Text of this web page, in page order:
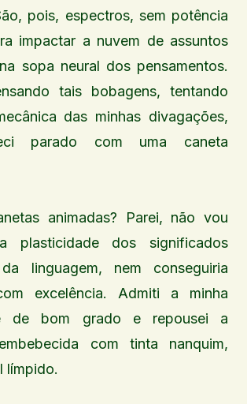
pois, espectros, sem potência
impactar a nuvem de assuntos
sopa neural dos pensamentos.
tais bobagens, tentando
das minhas divagações,
parado com uma caneta
animadas? Parei, não vou
plasticidade dos significados
linguagem, nem conseguiria
excelência. Admiti a minha
de bom grado e repousei a
com tinta nanquim,
límpido.